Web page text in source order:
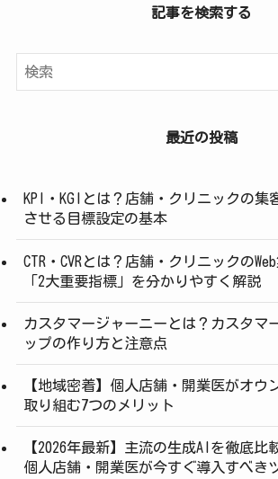
記事を検索する
最近の投稿
KPI・KGIとは？店舗・クリニックの集
させる目標設定の基本
CTR・CVRとは？店舗・クリニックの
「2大重要指標」を分かりやすく解説
カスタマージャーニーとは？カスタマ
ップの作り方と注意点
【地域密着】個人店舗・開業医がオウ
取り組む7つのメリット
【2026年最新】主流の生成AIを徹底比
個人店舗・開業医が今すぐ導入すべき